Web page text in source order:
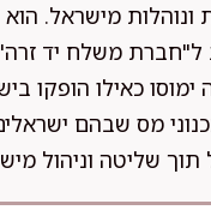
ונוהלות מישראל.
משלח יד
ימוסו כאילו הופקו
מס שבהם
תוך שליטה וניהול